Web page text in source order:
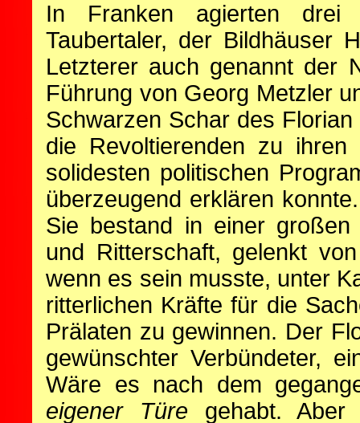
In Franken agierten drei
Taubertaler, der Bildhäuser
Letzterer auch genannt der
Führung von Georg Metzler
Schwarzen Schar des
die Revoltierenden zu
solidesten politischen
überzeugend erklären
Sie bestand in einer
und Ritterschaft, gelenkt
wenn es sein musste, unter
ritterlichen Kräfte für die
Prälaten zu gewinnen. Der
gewünschter Verbündeter,
Wäre es nach dem
eigener Türe gehabt. Aber